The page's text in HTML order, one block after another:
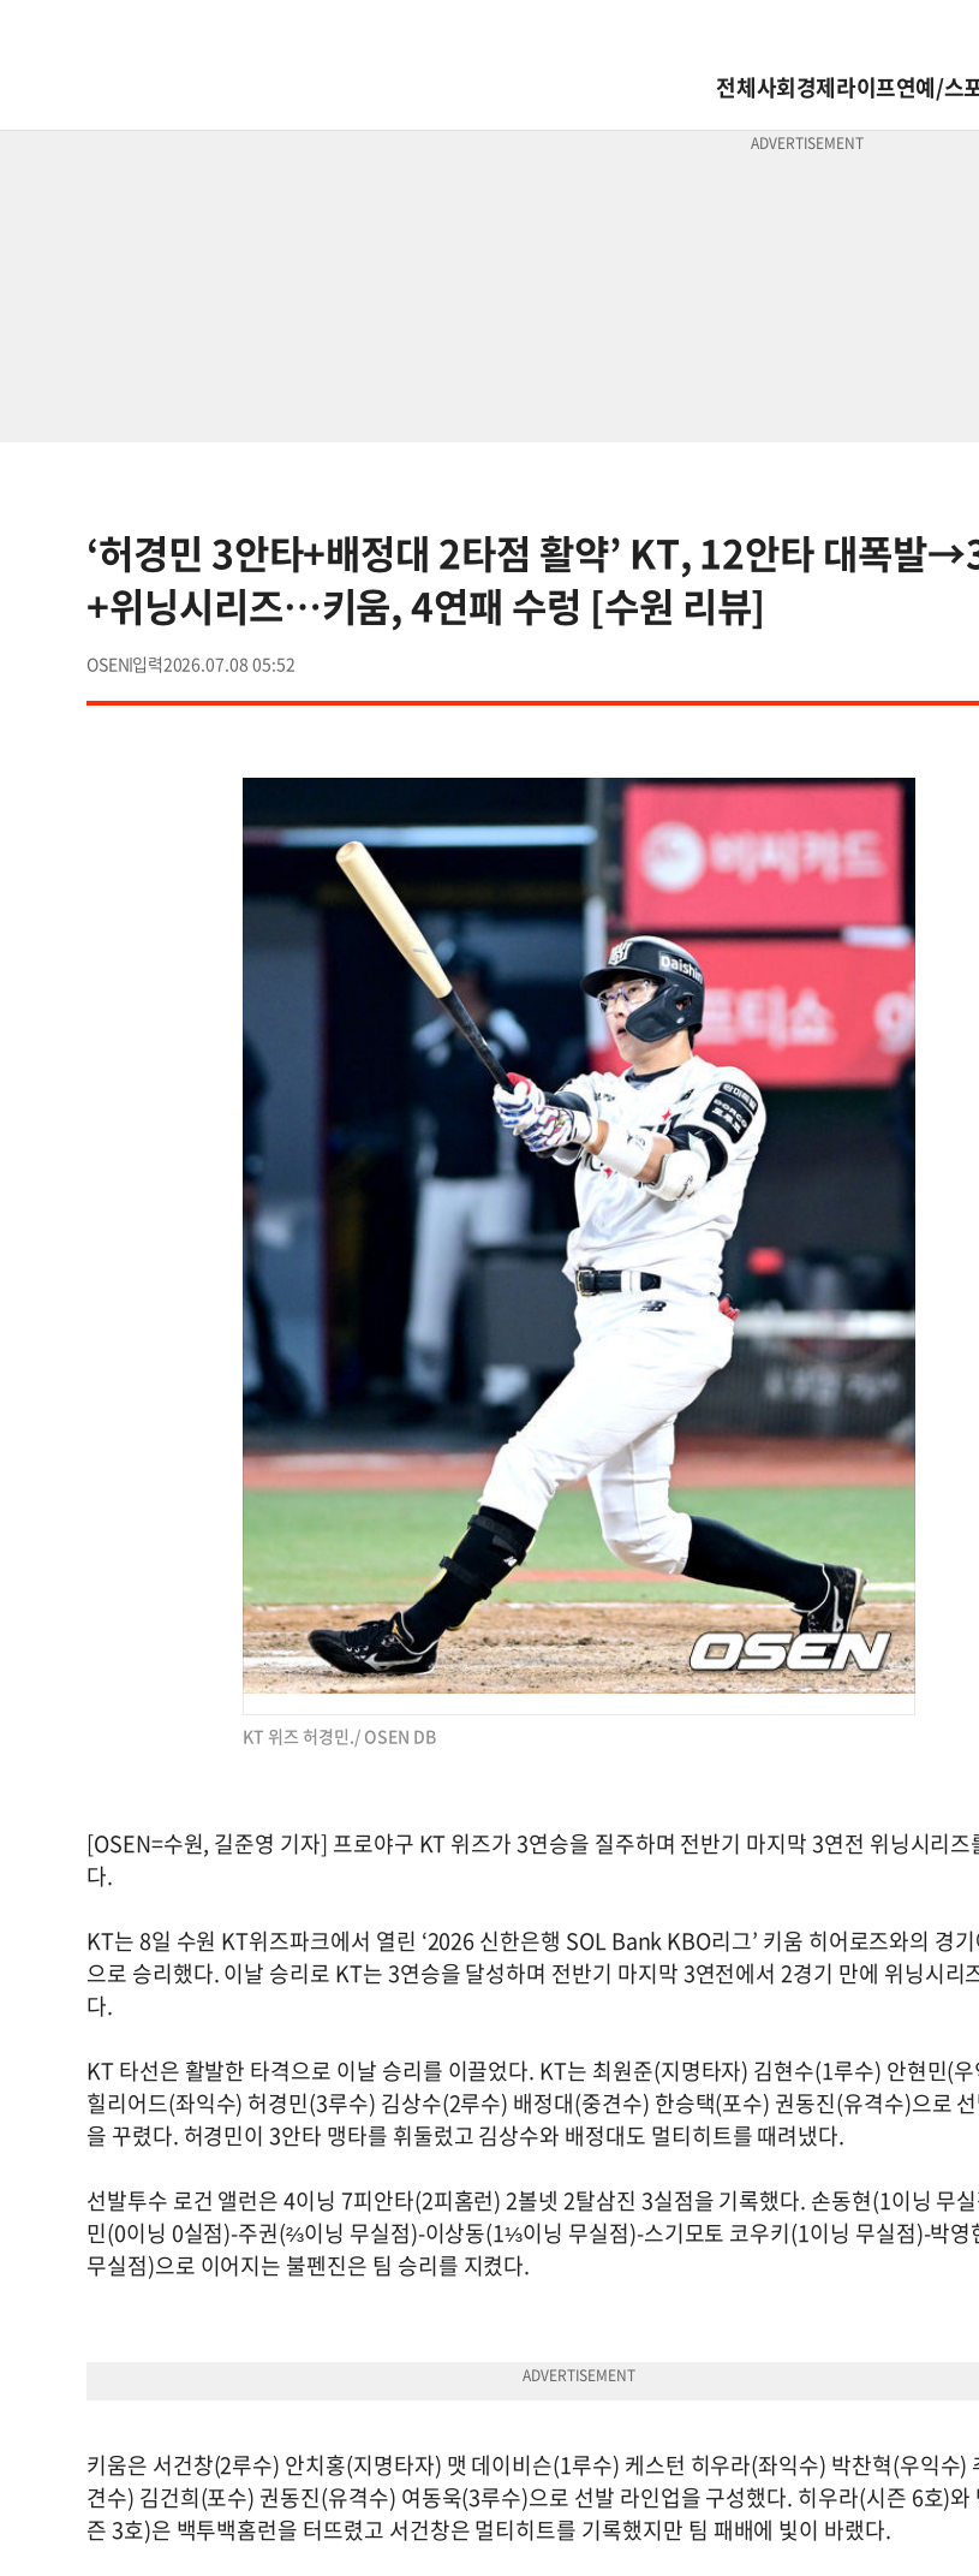
전체사회경제라이프연예/스
‘허경민 3안타+배정대 2타점 활약’ KT, 12안타 대폭발
+위닝시리즈…키움, 4연패 수렁 [수원 리뷰]
OSEN 2026.07.08 05:52
KT 위즈 허경민./ OSEN DB
[OSEN=수원, 길준영 기자] 프로야구 KT 위즈가 3연승을 질주하며 전반기 마지막 3연전 위닝시리즈
다.
KT는 8일 수원 KT위즈파크에서 열린 ‘2026 신한은행 SOL Bank KBO리그’ 키움 히어로즈와의 경
으로 승리했다. 이날 승리로 KT는 3연승을 달성하며 전반기 마지막 3연전에서 2경기 만에 위닝시리
다.
KT 타선은 활발한 타격으로 이날 승리를 이끌었다. KT는 최원준(지명타자) 김현수(1루수) 안현민(
힐리어드(좌익수) 허경민(3루수) 김상수(2루수) 배정대(중견수) 한승택(포수) 권동진(유격수)으로
을 꾸렸다. 허경민이 3안타 맹타를 휘둘렀고 김상수와 배정대도 멀티히트를 때려냈다.
선발투수 로건 앨런은 4이닝 7피안타(2피홈런) 2볼넷 2탈삼진 3실점을 기록했다. 손동현(1이닝 무
민(0이닝 0실점)-주권(⅔이닝 무실점)-이상동(1⅓이닝 무실점)-스기모토 코우키(1이닝 무실점)-박영
무실점)으로 이어지는 불펜진은 팀 승리를 지켰다.
키움은 서건창(2루수) 안치홍(지명타자) 맷 데이비슨(1루수) 케스턴 히우라(좌익수) 박찬혁(우익수)
견수) 김건희(포수) 권동진(유격수) 여동욱(3루수)으로 선발 라인업을 구성했다. 히우라(시즌 6호)와
즌 3호)은 백투백홈런을 터뜨렸고 서건창은 멀티히트를 기록했지만 팀 패배에 빛이 바랬다.